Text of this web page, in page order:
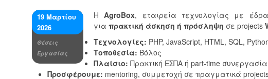
19 Μαρτίου
2026
Θέσεις
Εργασίας
ΗAgroBox, εταιρεία τεχνολογίας με
για πρακτική άσκηση ή πρόσληψη σε projects
Τεχνολογίες: PHP, JavaScript, HTML, SQL,
Τοποθεσία: Βόλος
Πλαίσιο: Πρακτική ΕΣΠΑ ή part-time
Προσφέρουμε: mentoring, συμμετοχή σε πραγματικά